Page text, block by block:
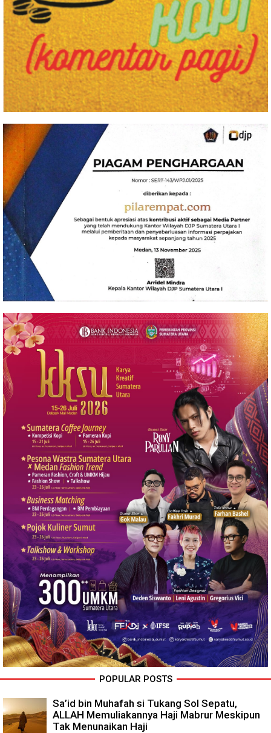
POPULAR POSTS
Sa’id bin Muhafah si Tukang Sol Sepatu,
ALLAH Memuliakannya Haji Mabrur Meskipun
Tak Menunaikan Haji